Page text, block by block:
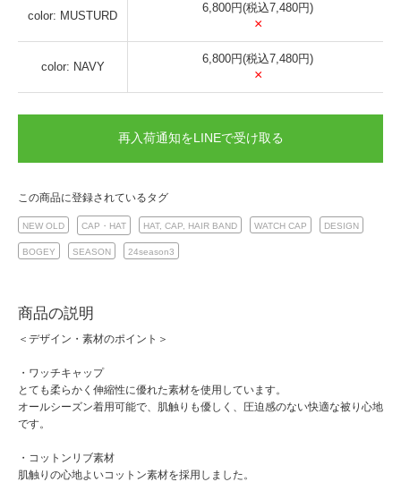
color: MUSTURD
6,800円(税込7,480円)
×
color: NAVY
6,800円(税込7,480円)
×
再入荷通知をLINEで受け取る
この商品に登録されているタグ
NEW OLD CAP・HAT HAT, CAP, HAIR BAND WATCH CAP DESIGN
BOGEY SEASON 24season3
商品の説明
＜デザイン・素材のポイント＞
・ワッチキャップ
とても柔らかく伸縮性に優れた素材を使用しています。
オールシーズン着用可能で、肌触りも優しく、圧迫感のない快適な被り心地
です。
・コットンリブ素材
肌触りの心地よいコットン素材を採用しました。